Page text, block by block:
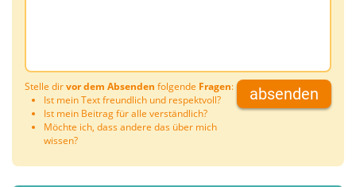
Stelle dirvor dem Absenden folgende Fragen:
Ist mein Text freundlich und respektvoll?
Ist mein Beitrag für alle verständlich?
Möchte ich, dass andere das über mich
wissen?
absenden